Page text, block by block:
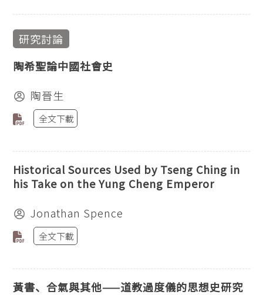
研究討論
陶希聖論中國社會史
陶晉生
全文下載
Historical Sources Used by Tseng Ching in
his Take on the Yung Cheng Emperor
Jonathan Spence
全文下載
黃書、合氣與其他——道教過度儀的思想史研究